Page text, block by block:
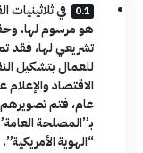
في
هو مرسوم لها،
تشريعي لها، فقد
للعمال بتشكيل
الاقتصاد
عام، فتم
بـ”المصلحة
“الهوية الأمريكية”.